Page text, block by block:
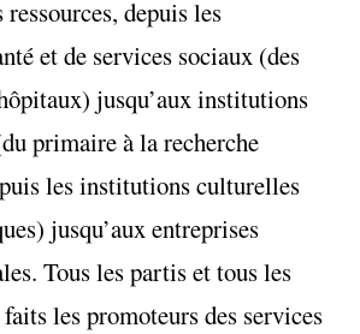
ressources, depuis les
et de services sociaux (des
jusqu’aux institutions
primaire à la recherche
les institutions culturelles
jusqu’aux entreprises
Tous les partis et tous les
les promoteurs des services